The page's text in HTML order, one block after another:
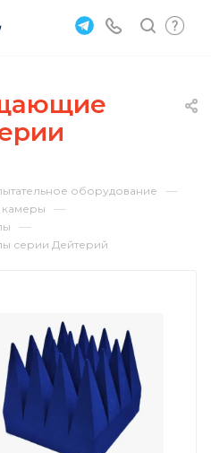
оборудование —
камеры —
—
серии Дейтерий